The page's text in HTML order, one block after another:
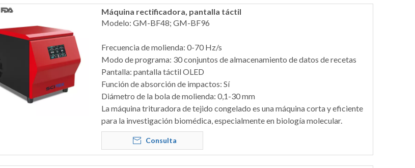
Máquina rectificadora, pantalla táctil
Modelo: GM-BF48; GM-BF96
Frecuencia de molienda: 0-70 Hz/s
Modo de programa: 30 conjuntos de almacenamiento de datos de recetas
Pantalla: pantalla táctil OLED
Función de absorción de impactos: Sí
Diámetro de la bola de molienda: 0,1-30 mm
La máquina trituradora de tejido congelado es una máquina corta y eficiente
para la investigación biomédica, especialmente en biología molecular.
Consulta